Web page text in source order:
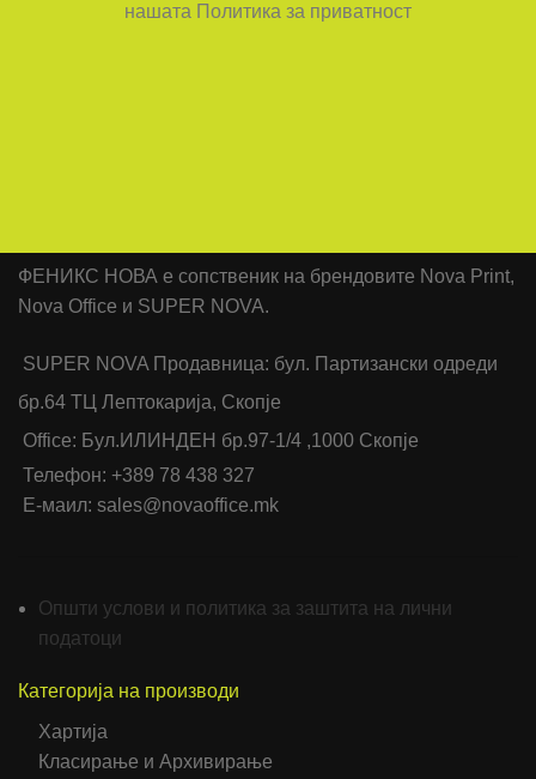
нашата Политика за приватност
ФЕНИКС НОВА е сопственик на брендовите Nova Print,
Nova Office и SUPER NOVA.
SUPER NOVA Продавница: бул. Партизански одреди
бр.64 ТЦ Лептокарија, Скопје
Office: Бул.ИЛИНДЕН бр.97-1/4 ,1000 Скопје
Телефон: +389 78 438 327
Е-маил: sales@novaoffice.mk
Општи услови и политика за заштита на лични
податоци
Категорија на производи
Хартија
Класирање и Архивирање